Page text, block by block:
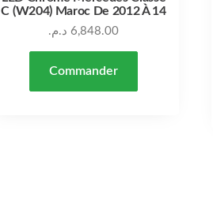
C (W204) Maroc De 2012 À 14
6,848.00 د.م.
Commander